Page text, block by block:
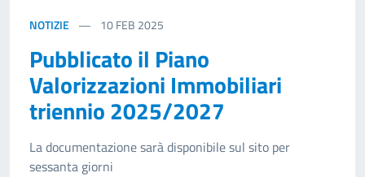
NOTIZIE 10FEB 2025
Pubblicato il Piano
Valorizzazioni Immobiliari
triennio 2025/2027
La documentazione sarà disponibile sul sito per
sessanta giorni